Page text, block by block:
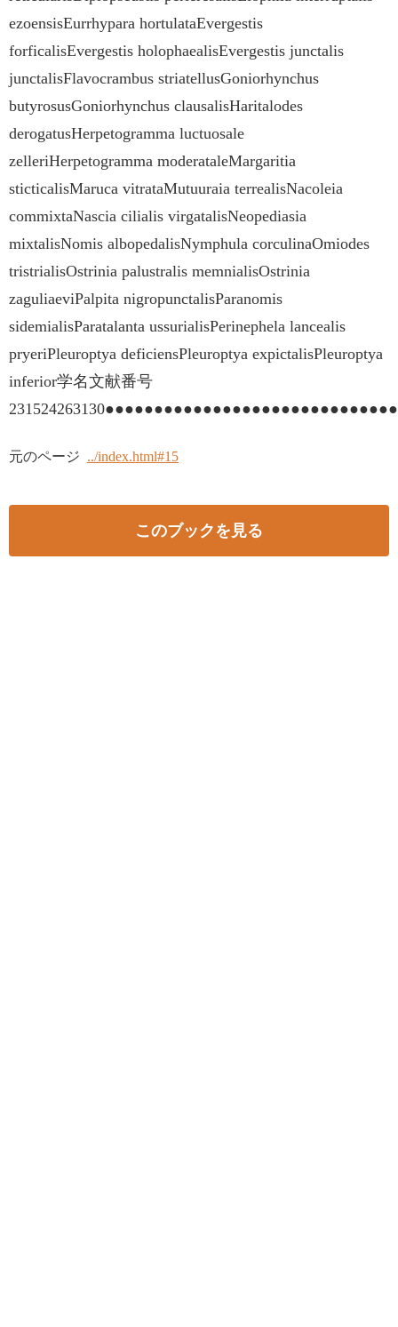
ezoensisEurrhypara hortulataEvergestis
forficalisEvergestis holophaealisEvergestis junctalis
junctalisFlavocrambus striatellusGoniorhynchus
butyrosusGoniorhynchus clausalisHaritalodes
derogatusHerpetogramma luctuosale
zelleriHerpetogramma moderataleMargaritia
sticticalisMaruca vitrataMutuuraia terrealisNacoleia
commixtaNascia cilialis virgatalisNeopediasia
mixtalisNomis albopedalisNymphula corculinaOmiodes
tristrialisOstrinia palustralis memnialisOstrinia
zaguliaeviPalpita nigropunctalisParanomis
sidemialisParatalanta ussurialisPerinephela lancealis
pryeriPleuroptya deficiensPleuroptya expictalisPleuroptya
inferior学名文献番号
元のページ ../index.html#15
このブックを見る